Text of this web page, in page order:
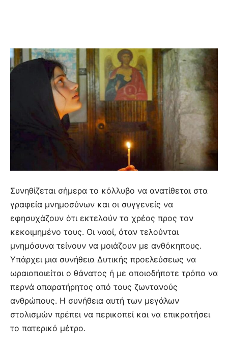
Συνηθίζεται σήμερα το κόλλυβο να ανατίθεται στα
γραφεία μνημοσύνων και οι συγγενείς να
εφησυχάζουν ότι εκτελούν το χρέος προς τον
κεκοιμημένο τους. Οι ναοί, όταν τελούνται
μνημόσυνα τείνουν να μοιάζουν με ανθόκηπους.
Υπάρχει μια συνήθεια Δυτικής προελεύσεως να
ωραιοποιείται ο θάνατος ή με οποιοδήποτε τρόπο να
περνά απαρατήρητος από τους ζωντανούς
ανθρώπους. Η συνήθεια αυτή των μεγάλων
στολισμών πρέπει να περικοπεί και να επικρατήσει
το πατερικό μέτρο.